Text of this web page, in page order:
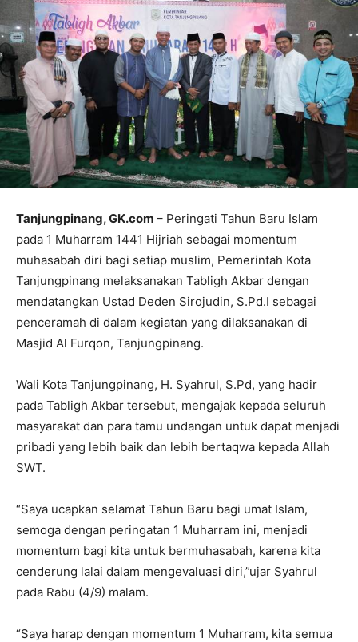
Tanjungpinang, GK.com – Peringati Tahun Baru Islam
pada 1 Muharram 1441 Hijriah sebagai momentum
muhasabah diri bagi setiap muslim, Pemerintah Kota
Tanjungpinang melaksanakan Tabligh Akbar dengan
mendatangkan Ustad Deden Sirojudin, S.Pd.I sebagai
penceramah di dalam kegiatan yang dilaksanakan di
Masjid Al Furqon, Tanjungpinang.
Wali Kota Tanjungpinang, H. Syahrul, S.Pd, yang hadir
pada Tabligh Akbar tersebut, mengajak kepada seluruh
masyarakat dan para tamu undangan untuk dapat menjadi
pribadi yang lebih baik dan lebih bertaqwa kepada Allah
SWT.
“Saya ucapkan selamat Tahun Baru bagi umat Islam,
semoga dengan peringatan 1 Muharram ini, menjadi
momentum bagi kita untuk bermuhasabah, karena kita
cenderung lalai dalam mengevaluasi diri,”ujar Syahrul
pada Rabu (4/9) malam.
“Saya harap dengan momentum 1 Muharram, kita semua